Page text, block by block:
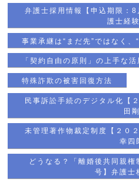
弁護士採用情報【申込期限：
護士経験
事業承継は“まだ先”ではなく、
「契約自由の原則」の上手な活
特殊詐欺の被害回復方法
民事訴訟手続のデジタル化【
田剛
未管理著作物裁定制度【２０
幸四
どうなる？「離婚後共同親権
号】弁護士